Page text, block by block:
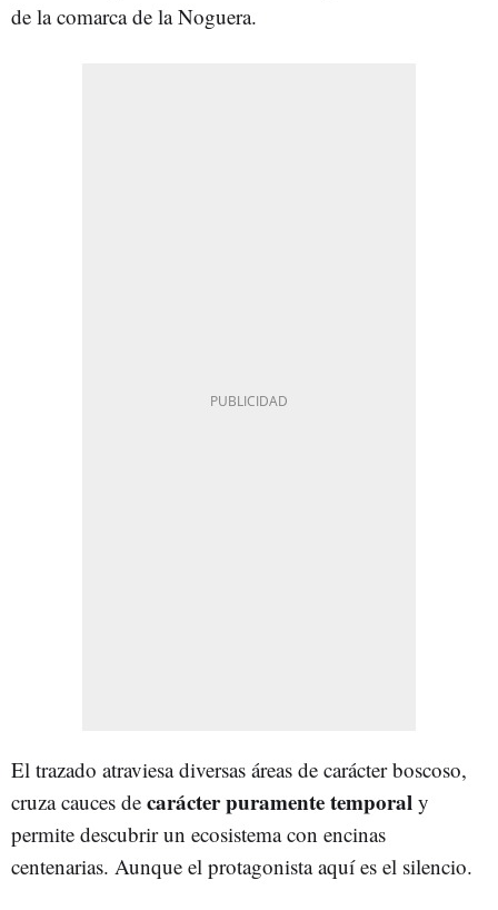
de la comarca de la Noguera.
El trazado atraviesa diversas áreas de carácter boscoso,
cruza cauces de carácter puramente temporal y
permite descubrir un ecosistema con encinas
centenarias. Aunque el protagonista aquí es el silencio.